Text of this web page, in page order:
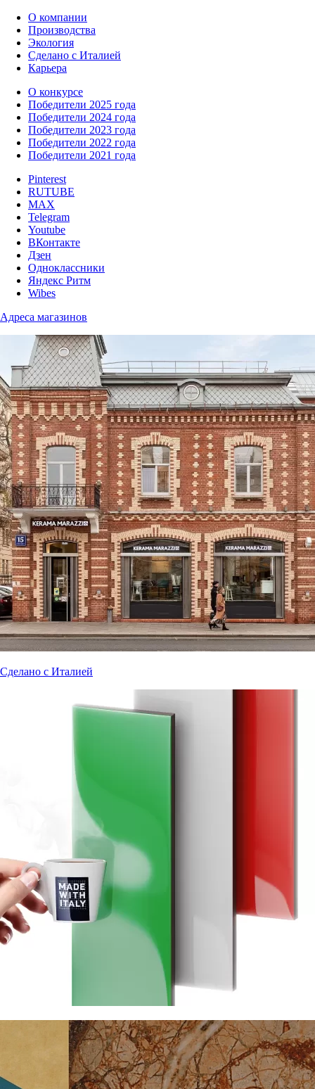
О компании
Производства
Экология
Сделано с Италией
Карьера
О конкурсе
Победители 2025 года
Победители 2024 года
Победители 2023 года
Победители 2022 года
Победители 2021 года
Pinterest
RUTUBE
MAX
Telegram
Youtube
ВКонтакте
Дзен
Одноклассники
Яндекс Ритм
Wibes
Адреса магазинов
Сделано с Италией